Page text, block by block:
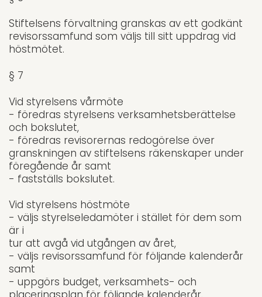
Stiftelsens förvaltning granskas av ett godkänt
revisorssamfund som väljs till sitt uppdrag vid
höstmötet.
§ 7
Vid styrelsens vårmöte
- föredras styrelsens verksamhetsberättelse
och bokslutet,
- föredras revisorernas redogörelse över
granskningen av stiftelsens räkenskaper under
föregående år samt
- fastställs bokslutet.
Vid styrelsens höstmöte
- väljs styrelseledamöter i stället för dem som
är i
tur att avgå vid utgången av året,
- väljs revisorssamfund för följande kalenderår
samt
- uppgörs budget, verksamhets- och